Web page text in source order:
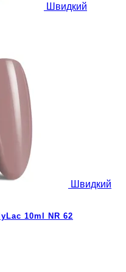
Швидкий
Швидкий
10ml NR 62